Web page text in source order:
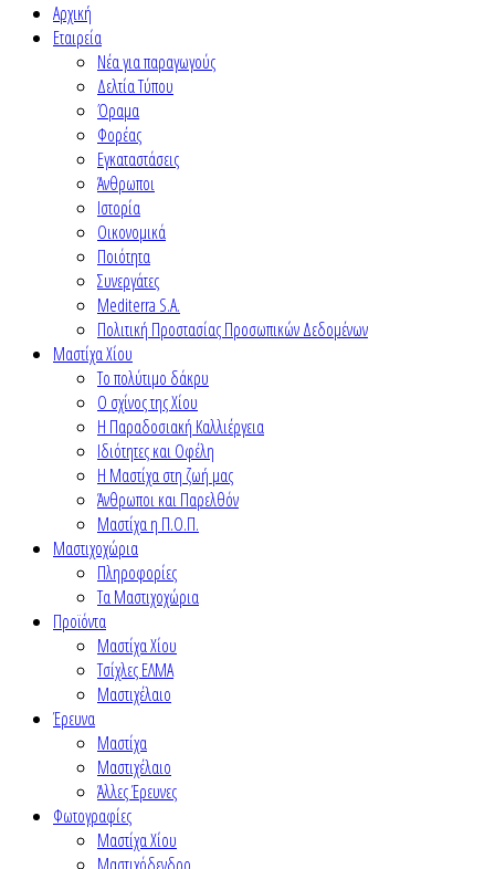
Αρχική
Εταιρεία
Νέα για παραγωγούς
Δελτία Τύπου
Όραμα
Φορέας
Εγκαταστάσεις
Άνθρωποι
Ιστορία
Οικονομικά
Ποιότητα
Συνεργάτες
Mediterra S.A.
Πολιτική Προστασίας Προσωπικών Δεδομένων
Μαστίχα Χίου
Το πολύτιμο δάκρυ
Ο σχίνος της Χίου
Η Παραδοσιακή Καλλιέργεια
Ιδιότητες και Οφέλη
Η Μαστίχα στη ζωή μας
Άνθρωποι και Παρελθόν
Μαστίχα η Π.Ο.Π.
Μαστιχοχώρια
Πληροφορίες
Τα Μαστιχοχώρια
Προϊόντα
Μαστίχα Χίου
Τσίχλες ΕΛΜΑ
Μαστιχέλαιο
Έρευνα
Μαστίχα
Μαστιχέλαιο
Άλλες Έρευνες
Φωτογραφίες
Μαστίχα Χίου